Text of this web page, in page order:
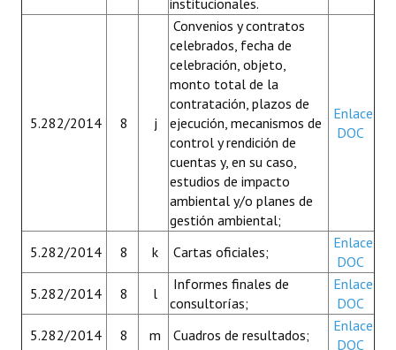
institucionales.
5.282/2014 8 j
Convenios y contratos
celebrados, fecha de
celebración, objeto,
monto total de la
contratación, plazos de
ejecución, mecanismos de
control y rendición de
cuentas y, en su caso,
estudios de impacto
ambiental y/o planes de
gestión ambiental;
Enlace
DOC
5.282/2014 8 k Cartas oficiales;
Enlace
DOC
5.282/2014
8 l
Informes finales de
consultorías;
Enlace
DOC
5.282/2014
8 m Cuadros de resultados;
Enlace
DOC